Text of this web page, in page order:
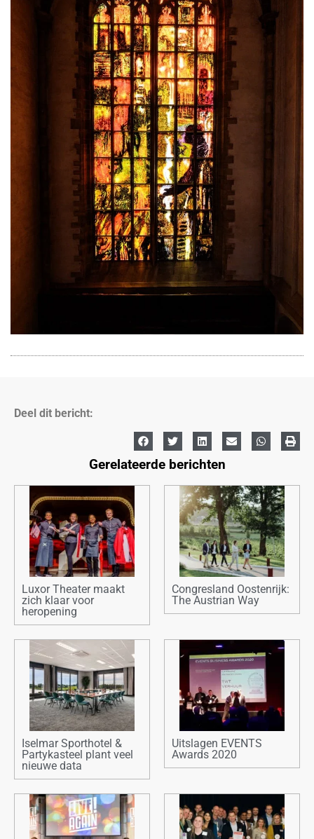
Deel dit bericht:
Gerelateerde berichten
Luxor Theater maakt
zich klaar voor
heropening
Congresland Oostenrijk:
The Austrian Way
Iselmar Sporthotel &
Partykasteel plant veel
nieuwe data
Uitslagen EVENTS
Awards 2020